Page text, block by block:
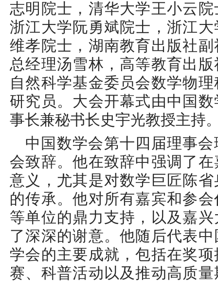
志明院士，清华大学王小云
浙江大学阮勇斌院士，浙江
维孝院士，湖南教育出版社
总经理汤雪林，高等教育出
自然科学基金委员会数学物
研究员。大会开幕式由中国
事长兼秘书长史宇光教授主持
中国数学会第十四届理事
会致辞。他在致辞中强调了
意义，尤其是对数学巨匠陈
的传承。他对所有嘉宾和参
等单位的鼎力支持，以及嘉
了深深的谢意。他随后代表
学会的主要成就，包括在奖
赛、科普活动以及推动高质